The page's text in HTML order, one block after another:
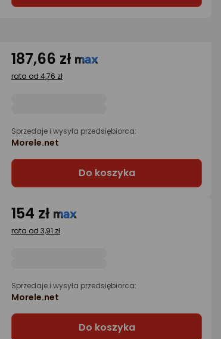
187,66 zł
rata od 4,76 zł
Sprzedaje i wysyła przedsiębiorca:
Morele.net
Do koszyka
154 zł
rata od 3,91 zł
Sprzedaje i wysyła przedsiębiorca:
Morele.net
Do koszyka